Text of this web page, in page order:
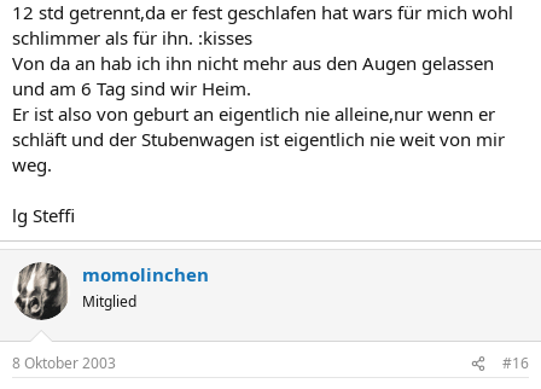
12 std getrennt,da er fest geschlafen hat wars für mich wohl
schlimmer als für ihn. :kisses
Von da an hab ich ihn nicht mehr aus den Augen gelassen
und am 6 Tag sind wir Heim.
Er ist also von geburt an eigentlich nie alleine,nur wenn er
schläft und der Stubenwagen ist eigentlich nie weit von mir
weg.
lg Steffi
momolinchen
Mitglied
8 Oktober 2003 #16